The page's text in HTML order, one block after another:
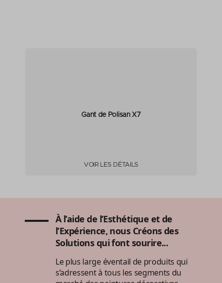
Gant de Polisan X7
VOIR LES DÉTAILS
À l’aide de l’Esthétique et de
l’Expérience, nous Créons des
Solutions qui font sourire...
Le plus large éventail de produits qui
s’adressent à tous les segments du